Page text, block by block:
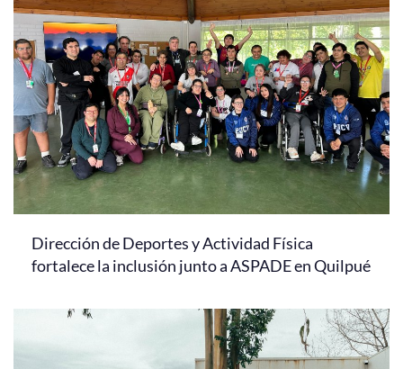
Dirección de Deportes y Actividad Física
fortalece la inclusión junto a ASPADE en Quilpué